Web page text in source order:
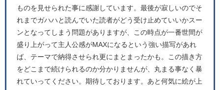
ものを見せられた事に感謝しています。最後が寂しいのでそ
れまでガハハと読んでいた読者がどう受け止めていいかスー
ンとなってしまう問題がありますが、この時点が一番世間が
盛り上がって主人公感がMAXになるという強い描写があれ
ば、テーマで納得させられ更にまとまったかも。この描き方
をどこまで続けられるのか分かりませんが、丸まる事なく暴
れていってください。期待しております。あと何気に絵が上